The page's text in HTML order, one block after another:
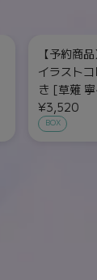
【予約商
イラスト
き [草薙
¥3,520
BOX